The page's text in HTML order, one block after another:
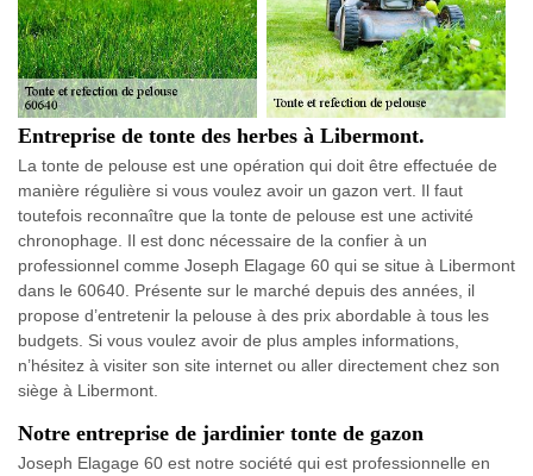
Entreprise de tonte des herbes à Libermont.
La tonte de pelouse est une opération qui doit être effectuée de
manière régulière si vous voulez avoir un gazon vert. Il faut
toutefois reconnaître que la tonte de pelouse est une activité
chronophage. Il est donc nécessaire de la confier à un
professionnel comme Joseph Elagage 60 qui se situe à Libermont
dans le 60640. Présente sur le marché depuis des années, il
propose d’entretenir la pelouse à des prix abordable à tous les
budgets. Si vous voulez avoir de plus amples informations,
n’hésitez à visiter son site internet ou aller directement chez son
siège à Libermont.
Notre entreprise de jardinier tonte de gazon
Joseph Elagage 60 est notre société qui est professionnelle en